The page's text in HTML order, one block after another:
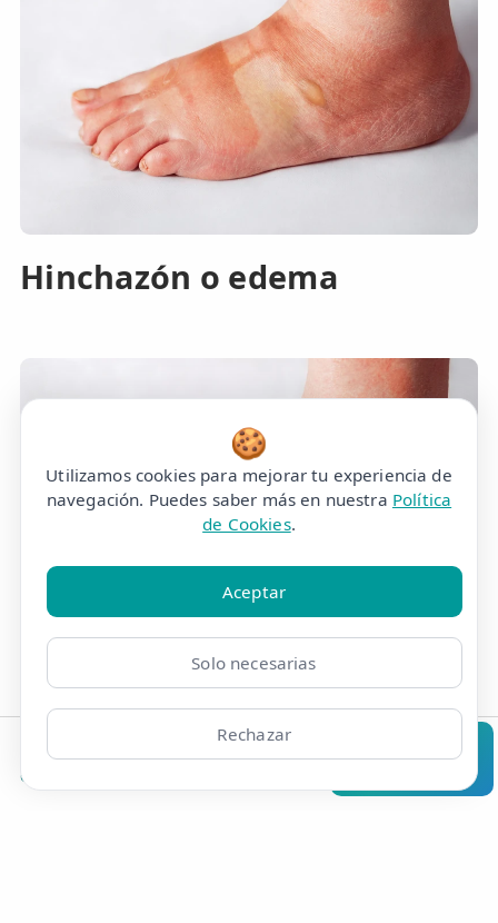
Clínicas
Hinchazón o edema
Edema o Hinchazón en la
Pantorrilla
🍪
Utilizamos cookies para mejorar tu experiencia de
navegación. Puedes saber más en nuestra Política
de Cookies.
Aceptar
Solo necesarias
Rechazar